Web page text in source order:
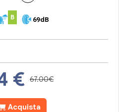
B 69dB
€ 67.00€
Acquista